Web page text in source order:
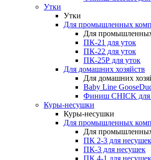
Утки
Утки
Для промышленных
Для
ПК-21 для уток
ПК-22 для уток
ПК-25Р для уток
Для домашних хозяйств
Для домашних
Baby Line
Финиш CHICK для
Куры-несушки
Куры-несушки
Для промышленных
Для
ПК 2-3 для несушек
ПК-3 для несушек
ПК 4-1 для несушек